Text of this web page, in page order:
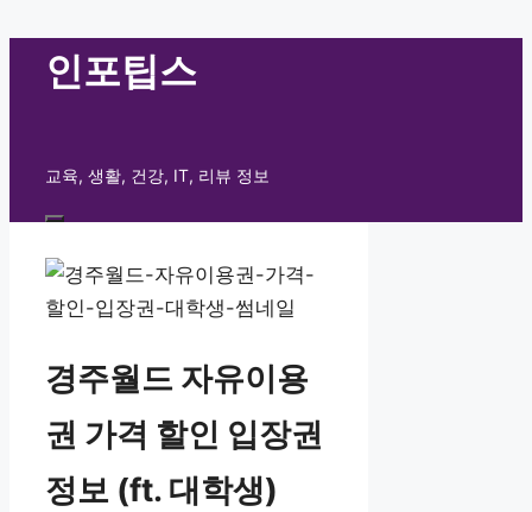
너
인포팁스
교육, 생활, 건강, IT, 리뷰 정보
메
뉴
경주월드 자유이용
권 가격 할인 입장권
정보 (ft. 대학생)